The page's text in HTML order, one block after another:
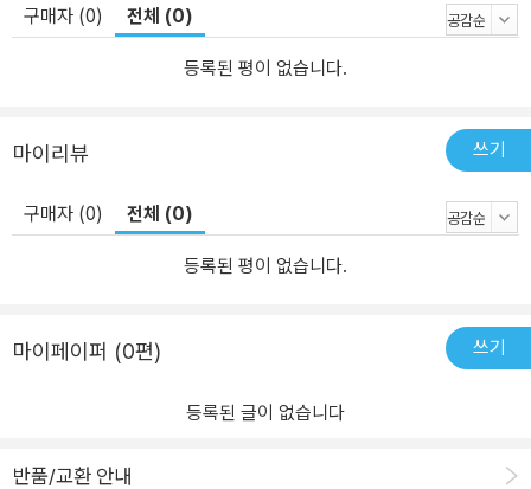
구매자 (0) 전체 (0)
등록된 평이 없습니다.
마이리뷰 쓰기
구매자 (0) 전체 (0)
등록된 평이 없습니다.
마이페이퍼 (0편) 쓰기
등록된 글이 없습니다
반품/교환 안내